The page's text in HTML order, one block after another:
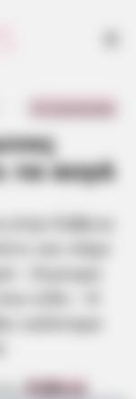
τα αυγά
στην Εύβοια
καλύτερα
Εύβοια